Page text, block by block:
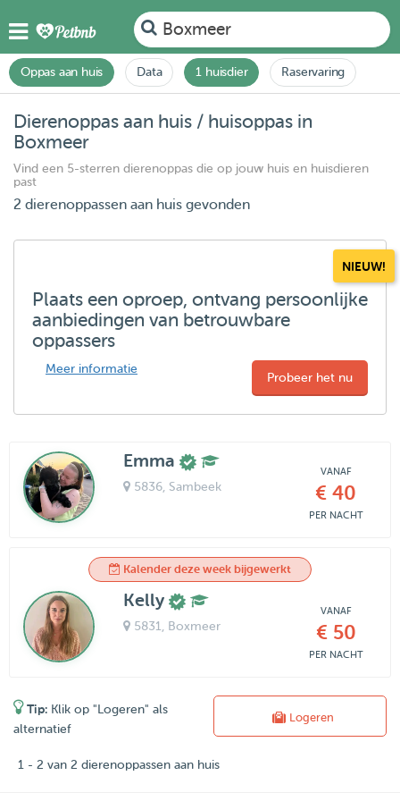
Boxmeer
Oppas aan huis Data 1 huisdier Raservaring
Dierenoppas aan huis / huisoppas in
Boxmeer
Vind een 5-sterren dierenoppas die op jouw huis en huisdieren
past
2 dierenoppassen aan huis gevonden
NIEUW!
Plaats een oproep, ontvang persoonlijke
aanbiedingen van betrouwbare
oppassers
Meer informatie
Probeer het nu
Emma
5836, Sambeek
VANAF
€ 40
PER NACHT
Kalender deze week bijgewerkt
Kelly
5831 , Boxmeer
VANAF
€ 50
PER NACHT
Tip: Klik op "Logeren" als
alternatief
Logeren
1 - 2 van 2 dierenoppassen aan huis